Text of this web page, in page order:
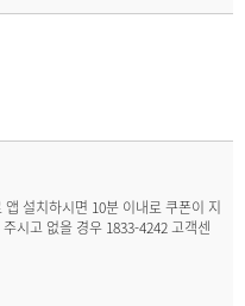
설치하시면 10분 이내로 쿠폰이 지
시고 없을 경우 1833-4242 고객센